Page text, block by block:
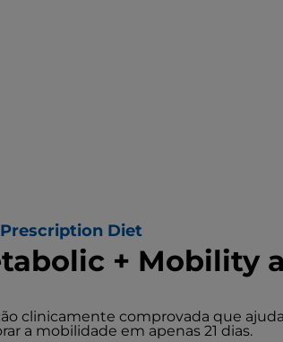
Diet
+ Mobility
clinicamente comprovada que
a mobilidade em apenas 21 dias.